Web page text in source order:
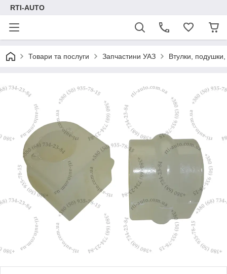
RTI-AUTO
Товари та послуги Запчастини УАЗ Втулки, подушки,